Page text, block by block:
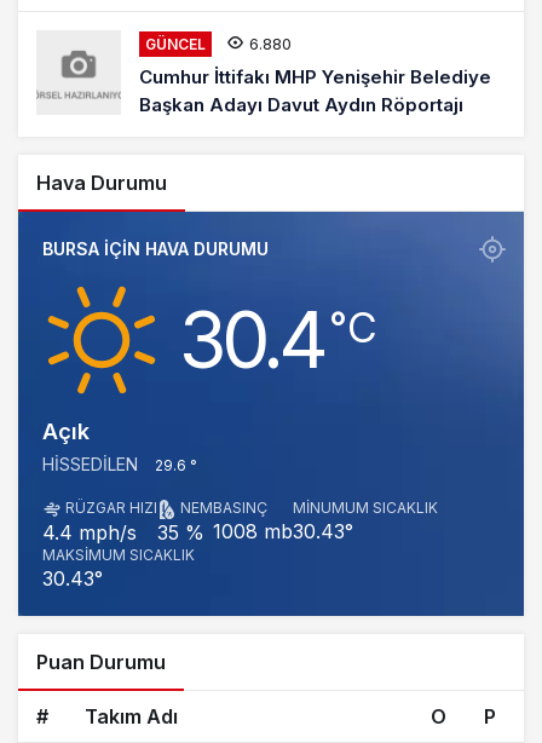
GÜNCEL 6.880
Cumhur İttifakı MHP Yenişehir Belediye
Başkan Adayı Davut Aydın Röportajı
Hava Durumu
BURSA IÇIN HAVA DURUMU
30.4‎°C
Açık
HISSEDILEN 29.6 °
RÜZGAR HIZI
4.4 mph/s
NEM
35 %
BASINÇ
1008 mb
MINUMUM SICAKLIK
30.43°
MAKSIMUM SICAKLIK
30.43°
Puan Durumu
# Takım Adı O P